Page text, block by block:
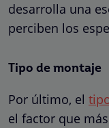
desarrolla una
perciben los
Tipo de montaje
Por último, el
el factor que